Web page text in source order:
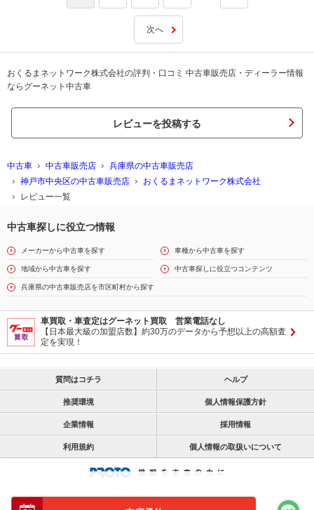
次へ
おくるまネットワーク株式会社の評判・口コミ 中古車販売店・ディーラー情報
ならグーネット中古車
レビューを投稿する
中古車 中古車販売店
兵庫県の中古車販売店
神戸市中央区の中古車販売店
おくるまネットワーク株式会社
レビュー一覧
中古車探しに役立つ情報
メーカーから中古車を探す 車種から中古車を探す
地域から中古車を探す 中古車探しに役立つコンテンツ
兵庫県の中古車販売店を市区町村から探す
車買取・車査定はグーネット買取 営業電話なし
【日本最大級の加盟店数】約30万のデータから予想以上の高額査
定を実現！
質問はコチラ ヘルプ
推奨環境 個人情報保護方針
企業情報 採用情報
利用規約 個人情報の取扱いについて